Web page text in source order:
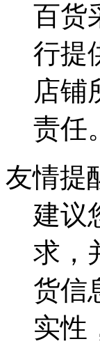
百货
行提
店铺
责任。
友情提
建议
求，
货信
实性